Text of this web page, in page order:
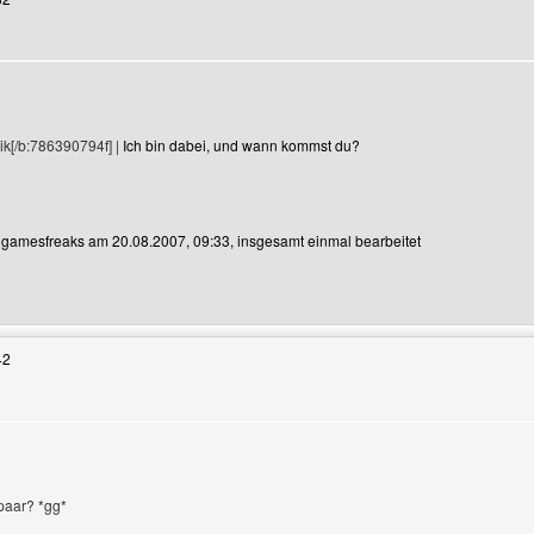
b:786390794f] | Ich bin dabei, und wann kommst du?
am 20.08.2007, 09:33, insgesamt einmal bearbeitet
besuchen: gamesfreaks
*gg*